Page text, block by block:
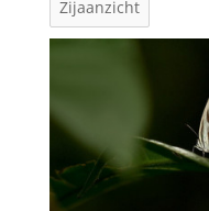
Zijaanzicht